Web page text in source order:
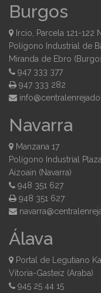
Burgos
Ircio, Parcela 121-122
Polígono Industrial de
Miranda de Ebro
947 333 377
947 333 282
Navarra
Manzana 17
Polígono Industrial
Aizoain (Navarra)
948 351 627
948 351 627
Álava
Portal de Legutiano
Vitoria-Gasteiz (Araba)
945 25 44 15